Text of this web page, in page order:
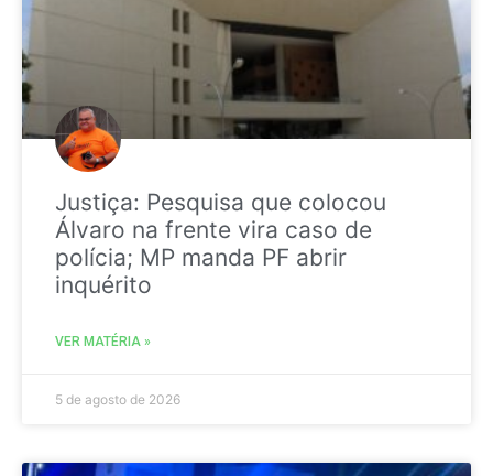
Justiça: Pesquisa que colocou
Álvaro na frente vira caso de
polícia; MP manda PF abrir
inquérito
VER MATÉRIA »
5 de agosto de 2026